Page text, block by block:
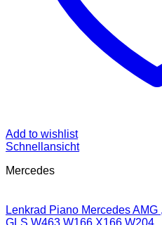
Add to wishlist
Schnellansicht
Mercedes
Lenkrad Piano Mercedes